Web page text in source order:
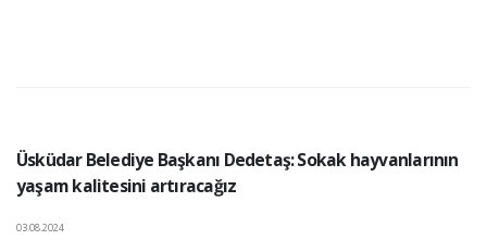
Üsküdar Belediye Başkanı Dedetaş: Sokak hayvanlarının
yaşam kalitesini artıracağız
03.08.2024